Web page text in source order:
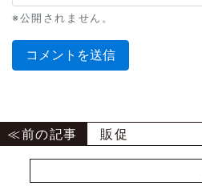
※公開されません。
販促